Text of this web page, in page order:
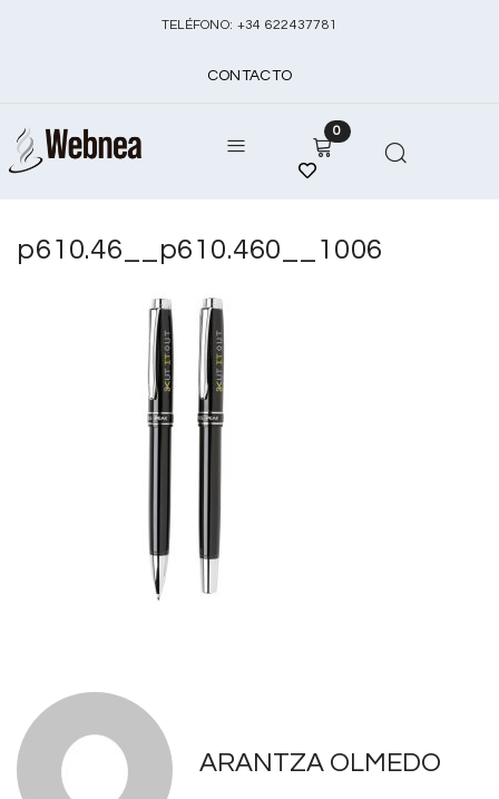
TELÉFONO: +34 622437781
CONTACTO
0
p610.46__p610.460__1006
ARANTZA OLMEDO